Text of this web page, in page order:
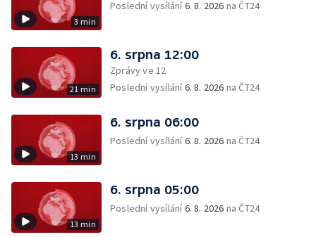
3 min
Poslední vysílání6. 8. 2026 na ČT24
21 min
6. srpna 12:00
Zprávy ve 12
Poslední vysílání6. 8. 2026 na ČT24
13 min
6. srpna 06:00
Poslední vysílání6. 8. 2026 na ČT24
13 min
6. srpna 05:00
Poslední vysílání6. 8. 2026 na ČT24